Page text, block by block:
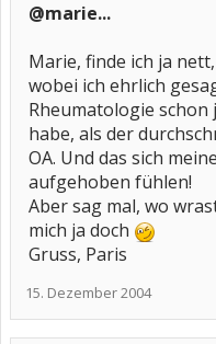
@marie...
Marie, finde ich ja
wobei ich ehrlich
Rheumatologie
habe, als der
OA. Und das sich
aufgehoben fühlen!
Aber sag mal, wo
mich ja doch
Gruss, Paris
15. Dezember 2004